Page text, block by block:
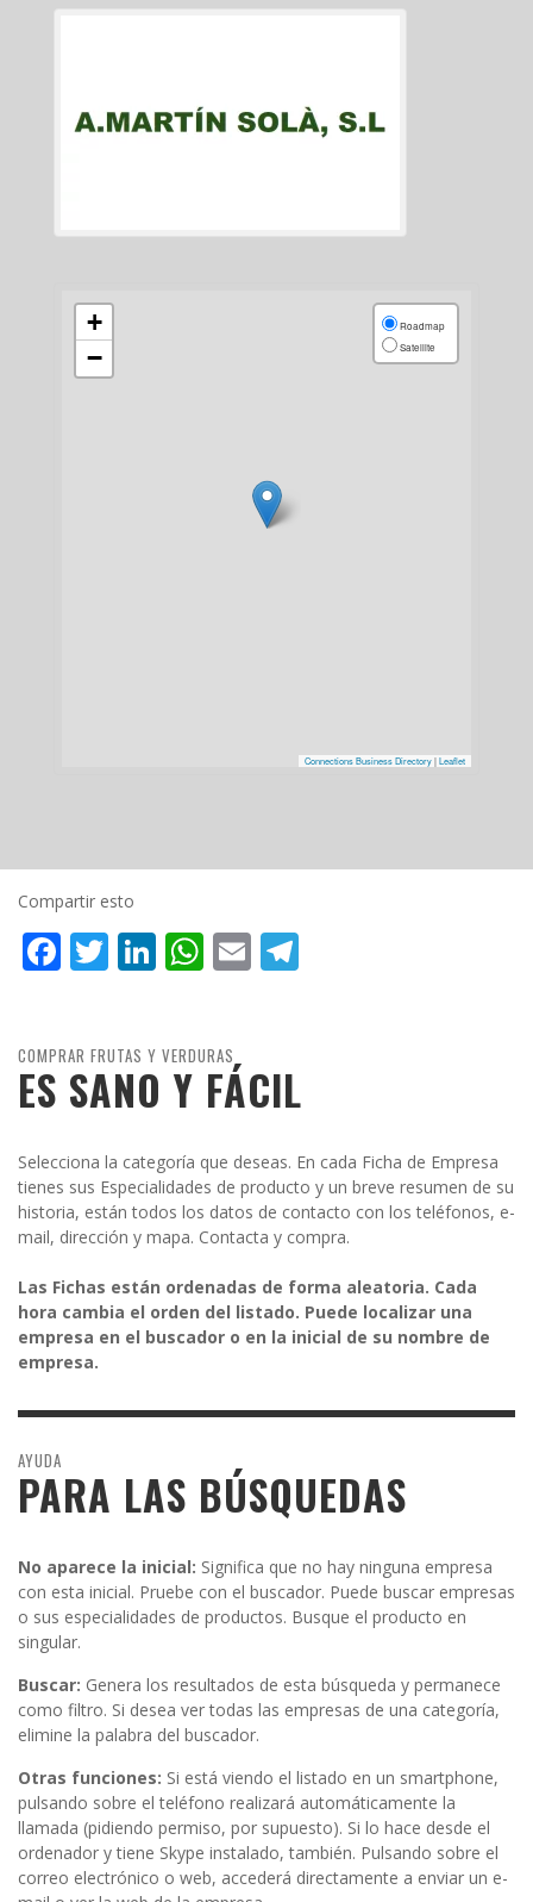
+
−
Roadmap
Satellite
Connections Business Directory|Leaflet
Compartir esto
Facebook
Twitter
LinkedIn
WhatsApp
Email
COMPRAR FRUTAS Y VERDURAS
ES SANO Y FÁCIL
Selecciona la categoría que deseas. En cada Ficha de Empresa
tienes sus Especialidades de producto y un breve resumen de su
historia, están todos los datos de contacto con los teléfonos, e-
mail, dirección y mapa. Contacta y compra.
Las Fichas están ordenadas de forma aleatoria. Cada
hora cambia el orden del listado. Puede localizar una
empresa en el buscador o en la inicial de su nombre de
empresa.
AYUDA
PARA LAS BÚSQUEDAS
No aparece la inicial: Significa que no hay ninguna empresa
con esta inicial. Pruebe con el buscador. Puede buscar empresas
o sus especialidades de productos. Busque el producto en
singular.
Buscar: Genera los resultados de esta búsqueda y permanece
como filtro. Si desea ver todas las empresas de una categoría,
elimine la palabra del buscador.
Otras funciones: Si está viendo el listado en un smartphone,
pulsando sobre el teléfono realizará automáticamente la
llamada (pidiendo permiso, por supuesto). Si lo hace desde el
ordenador y tiene Skype instalado, también. Pulsando sobre el
correo electrónico o web, accederá directamente a enviar un e-